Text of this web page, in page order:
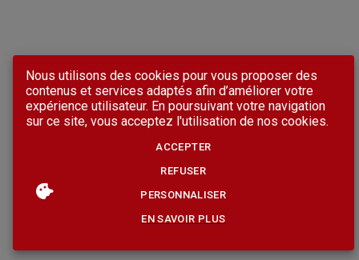
Nous utilisons des cookies pour vous proposer des
contenus et services adaptés afin d’améliorer votre
expérience utilisateur. En poursuivant votre navigation
sur ce site, vous acceptez l'utilisation de nos cookies.
ACCEPTER
REFUSER
PERSONNALISER
EN SAVOIR PLUS